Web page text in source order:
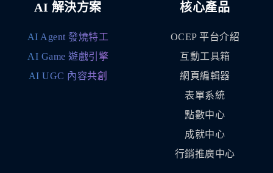
AI 解決方案
AI Agent 發燒特工
AI Game 遊戲引擎
AI UGC 內容共創
核心產品
OCEP 平台介紹
互動工具箱
網頁編輯器
表單系統
點數中心
成就中心
行銷推廣中心